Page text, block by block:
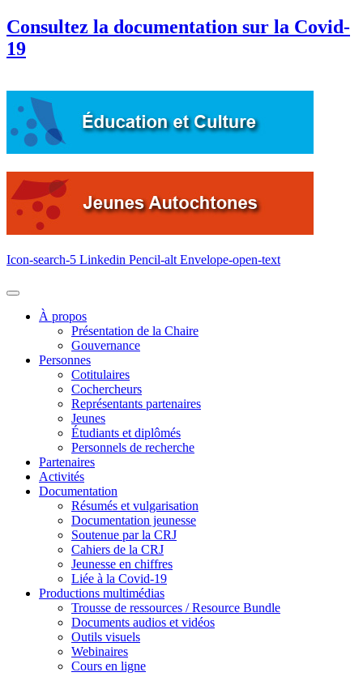
Consultez la documentation sur la Covid-
19
Icon-search-5 Linkedin Pencil-alt Envelope-open-text
À propos
Présentation de la Chaire
Gouvernance
Personnes
Cotitulaires
Cochercheurs
Représentants partenaires
Jeunes
Étudiants et diplômés
Personnels de recherche
Partenaires
Activités
Documentation
Résumés et vulgarisation
Documentation jeunesse
Soutenue par la CRJ
Cahiers de la CRJ
Jeunesse en chiffres
Liée à la Covid-19
Productions multimédias
Trousse de ressources / Resource Bundle
Documents audios et vidéos
Outils visuels
Webinaires
Cours en ligne